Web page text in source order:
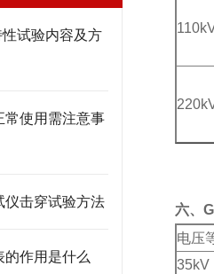
试验内容及方
常使用需注意事
仪击穿试验方法
的作用是什么
六、
电压
35kV